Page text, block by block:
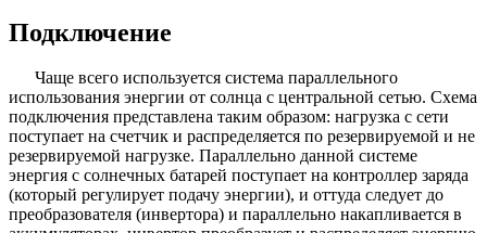
Подключение
Чаще всего используется система параллельного
использования энергии от солнца с центральной сетью. Схема
подключения представлена таким образом: нагрузка с сети
поступает на счетчик и распределяется по резервируемой и не
резервируемой нагрузке. Параллельно данной системе
энергия с солнечных батарей поступает на контроллер заряда
(который регулирует подачу энергии), и оттуда следует до
преобразователя (инвертора) и параллельно накапливается в